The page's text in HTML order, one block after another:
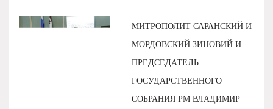
МИТРОПОЛИТ САРАНСКИЙ И
МОРДОВСКИЙ ЗИНОВИЙ И
ПРЕДСЕДАТЕЛЬ
ГОСУДАРСТВЕННОГО
СОБРАНИЯ РМ ВЛАДИМИР